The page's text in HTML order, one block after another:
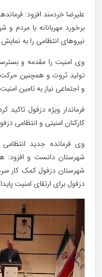
علیرضا خردمند افزود:
برخورد مهربانانه با مردم
نیروهای انتظامی را به
وی امنیت را مقدمه و
تولید ثروت و همچنین
و اجتماعی نیاز به تامین
فرماندار ویژه دزفول
کارکنان امنیتی و انتظامی
وی فرمانده جدید
شهرستان دانست و افزود:
شهرستان دزفول کمک کار
دزفول برای ارتقای امنیت